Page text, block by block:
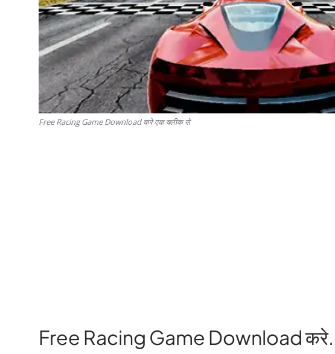
Free Racing Game Download करे एक क्लीक से
Free Racing Game Download करे.